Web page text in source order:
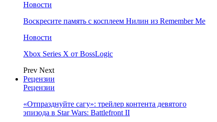
Новости
Воскресите память с косплеем Нилин из Remember Me
Новости
Xbox Series X от BossLogic
Prev Next
Рецензии
Рецензии
«Отпразднуйте сагу»: трейлер контента девятого
эпизода в Star Wars: Battlefront II